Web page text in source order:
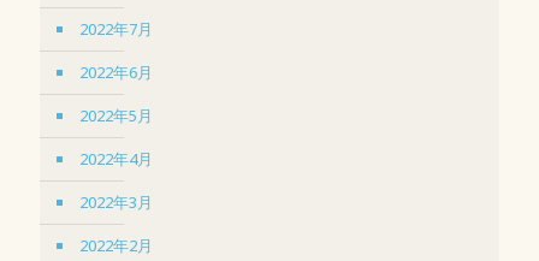
2022年7月
2022年6月
2022年5月
2022年4月
2022年3月
2022年2月